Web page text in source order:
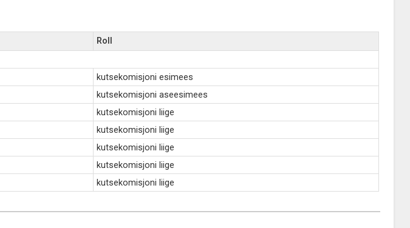
Roll
kutsekomisjoni esimees
kutsekomisjoni aseesimees
kutsekomisjoni liige
kutsekomisjoni liige
kutsekomisjoni liige
kutsekomisjoni liige
kutsekomisjoni liige